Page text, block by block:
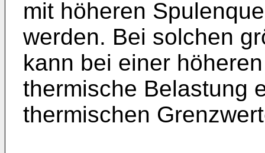
mit höheren
werden. Bei solchen
kann bei einer
thermische Belastung
thermischen